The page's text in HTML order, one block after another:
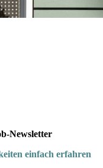
Newsletter
einfach erfahren